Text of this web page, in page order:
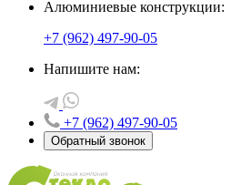
Алюминиевые конструкции:
+7 (962) 497-90-05
Напишите нам:
+7 (962) 497-90-05
Обратный звонок